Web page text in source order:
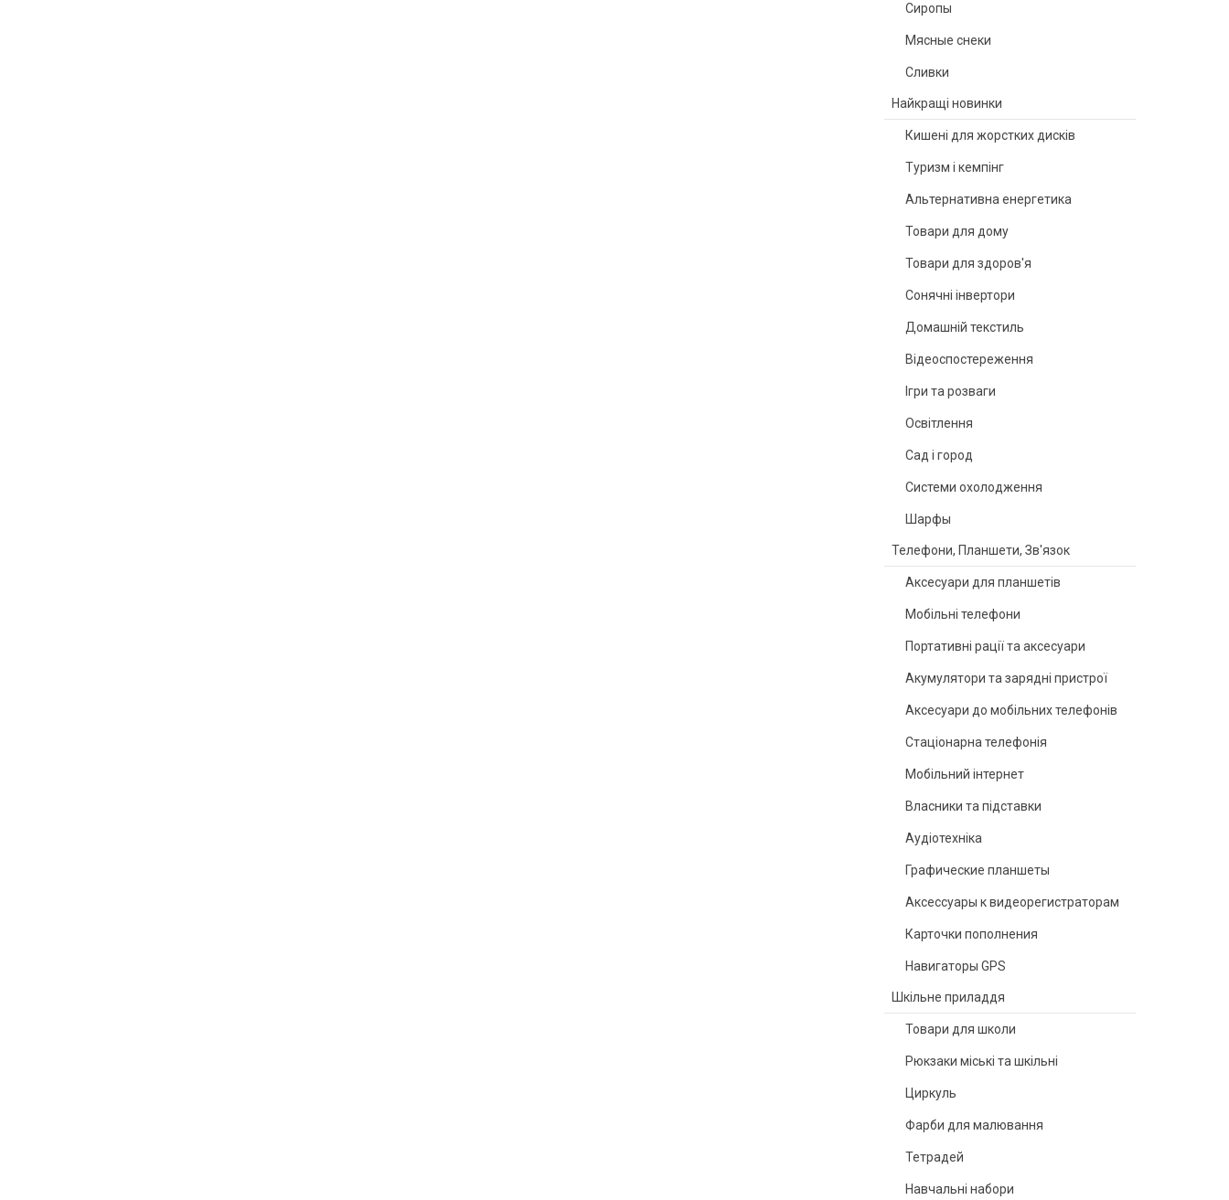
Сиропы
Мясные снеки
Сливки
Найкращі новинки
Кишені для жорстких дисків
Туризм і кемпінг
Альтернативна енергетика
Товари для дому
Товари для здоров'я
Сонячні інвертори
Домашній текстиль
Відеоспостереження
Ігри та розваги
Освітлення
Сад і город
Системи охолодження
Шарфы
Телефони, Планшети, Зв'язок
Аксесуари для планшетів
Мобільні телефони
Портативні рації та аксесуари
Акумулятори та зарядні пристрої
Аксесуари до мобільних телефонів
Стаціонарна телефонія
Мобільний інтернет
Власники та підставки
Аудіотехніка
Графические планшеты
Аксессуары к видеорегистраторам
Карточки пополнения
Навигаторы GPS
Шкільне приладдя
Товари для школи
Рюкзаки міські та шкільні
Циркуль
Фарби для малювання
Тетрадей
Навчальні набори